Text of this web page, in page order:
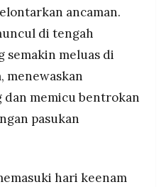
dolar AS, namun
anti-pemerintah
dari 50 kota,
sejak kematian
kepada demonstran
kebijakan AS yang
dukungan eksplisit,
risiko
ancaman.
di tengah
semakin meluas di
menewaskan
memicu bentrokan
pasukan
hari keenam